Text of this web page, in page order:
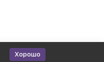
Хорошо